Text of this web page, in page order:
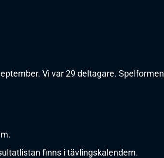
Vi var 29 deltagare. Spelformen
finns i tävlingskalendern.